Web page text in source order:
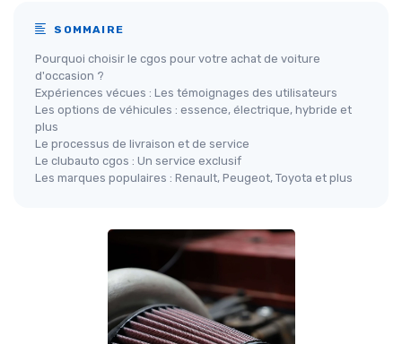
SOMMAIRE
Pourquoi choisir le cgos pour votre achat de voiture
d'occasion ?
Expériences vécues : Les témoignages des utilisateurs
Les options de véhicules : essence, électrique, hybride et
plus
Le processus de livraison et de service
Le clubauto cgos : Un service exclusif
Les marques populaires : Renault, Peugeot, Toyota et plus